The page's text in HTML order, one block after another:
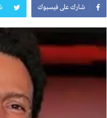
شارك على فيسبوك